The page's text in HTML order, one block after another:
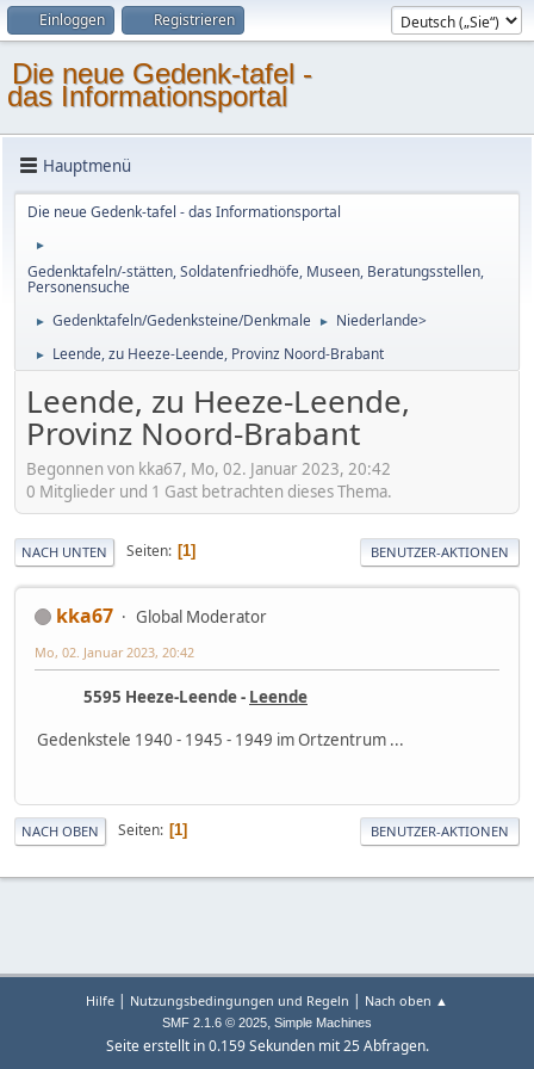
Einloggen Registrieren
Die neue Gedenk-tafel -
das Informationsportal
Hauptmenü
Die neue Gedenk-tafel - das Informationsportal
►
Gedenktafeln/-stätten, Soldatenfriedhöfe, Museen, Beratungsstellen,
Personensuche
► Gedenktafeln/Gedenksteine/Denkmale ► Niederlande>
► Leende, zu Heeze-Leende, Provinz Noord-Brabant
Leende, zu Heeze-Leende,
Provinz Noord-Brabant
Begonnen von kka67, Mo, 02. Januar 2023, 20:42
0 Mitglieder und 1 Gast betrachten dieses Thema.
NACH UNTEN Seiten 1 BENUTZER-AKTIONEN
kka67 Global Moderator
Mo, 02. Januar 2023, 20:42
5595 Heeze-Leende - Leende
Gedenkstele 1940 - 1945 - 1949 im Ortzentrum ...
NACH OBEN Seiten 1 BENUTZER-AKTIONEN
Hilfe | Nutzungsbedingungen und Regeln | Nach oben ▲
SMF 2.1.6 © 2025, Simple Machines
Seite erstellt in 0.159 Sekunden mit 25 Abfragen.